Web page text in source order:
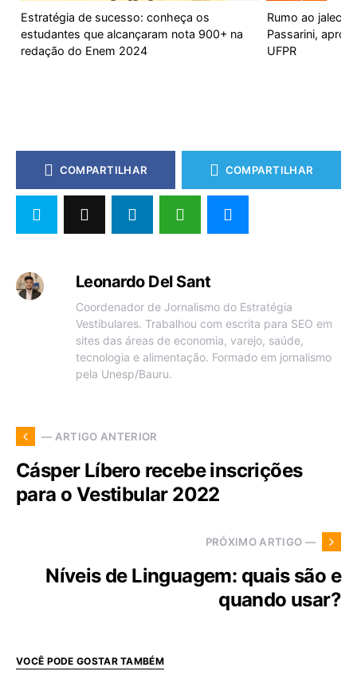
Estratégia de sucesso: conheça os
estudantes que alcançaram nota 900+ na
redação do Enem 2024
Rumo ao
Passarini,
UFPR
COMPARTILHAR COMPARTILHAR
Leonardo Del Sant
Coordenador de Jornalismo do Estratégia
Vestibulares. Trabalhou com escrita para SEO em
sites das áreas de economia, varejo, saúde,
tecnologia e alimentação. Formado em jornalismo
pela Unesp/Bauru.
— ARTIGO ANTERIOR
Cásper Líbero recebe inscrições
para o Vestibular 2022
PRÓXIMO ARTIGO —
Níveis de Linguagem: quais são e
quando usar?
VOCÊ PODE GOSTAR TAMBÉM